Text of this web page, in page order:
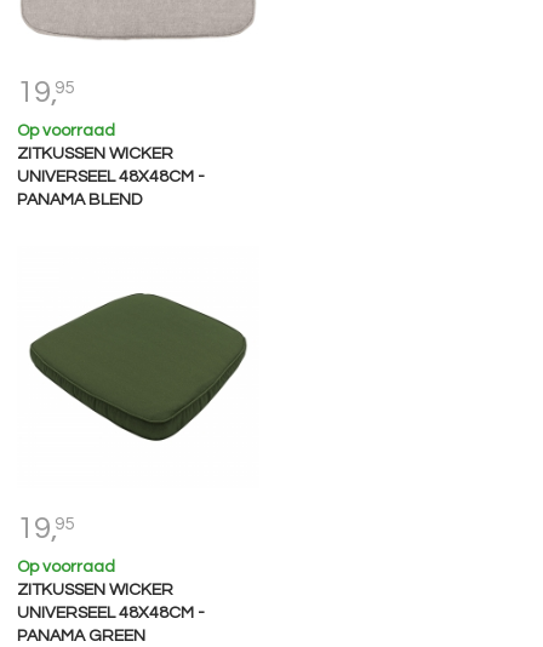
19,95
Op voorraad
ZITKUSSEN WICKER
UNIVERSEEL 48X48CM -
PANAMA BLEND
19,95
Op voorraad
ZITKUSSEN WICKER
UNIVERSEEL 48X48CM -
PANAMA GREEN